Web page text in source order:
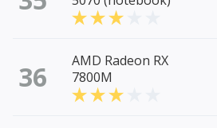
36
AMD Radeon RX
7800M